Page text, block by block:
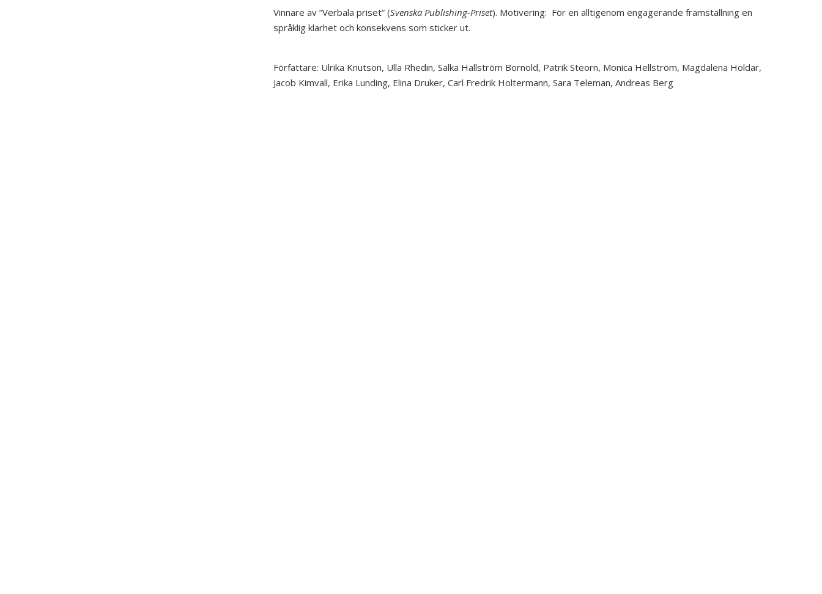
Vinnare av ”Verbala priset” (Svenska Publishing-Priset). Motivering: För en alltigenom engagerande framställning en
språklig klarhet och konsekvens som sticker ut.
Författare: Ulrika Knutson, Ulla Rhedin, Salka Hallström Bornold, Patrik Steorn, Monica Hellström, Magdalena Holdar,
Jacob Kimvall, Erika Lunding, Elina Druker, Carl Fredrik Holtermann, Sara Teleman, Andreas Berg